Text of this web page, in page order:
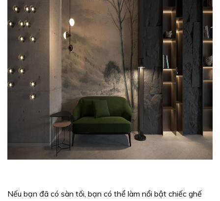
Nếu bạn đã có sàn tối, bạn có thể làm nổi bật chiếc ghế